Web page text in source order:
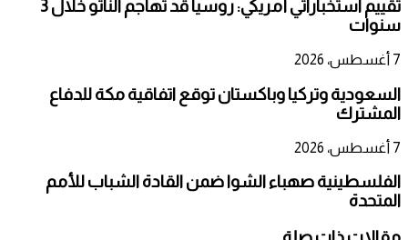
تقييم استخباراتي أمريكي: روسيا قد تهاجم الناتو خلال 3
سنوات
7 أغسطس، 2026
السعودية وتركيا وباكستان توقع اتفاقية مكة للدفاع
المشترك
7 أغسطس، 2026
الفلسطينية صهباء الشوا ضمن القادة الشباب للأمم
المتحدة